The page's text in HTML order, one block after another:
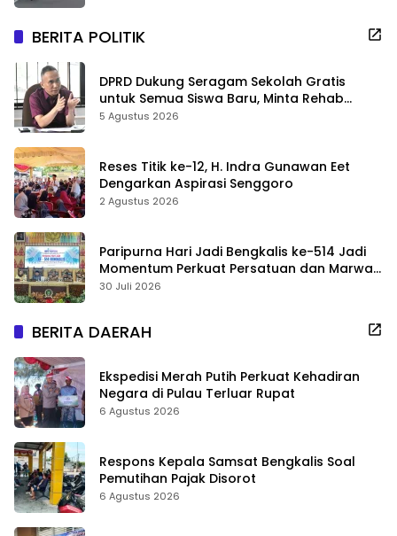
BERITA POLITIK
DPRD Dukung Seragam Sekolah Gratis
untuk Semua Siswa Baru, Minta Rehab
Sekolah Jangan Dikurangi
5 Agustus 2026
Reses Titik ke-12, H. Indra Gunawan Eet
Dengarkan Aspirasi Senggoro
2 Agustus 2026
Paripurna Hari Jadi Bengkalis ke-514 Jadi
Momentum Perkuat Persatuan dan Marwah
Negeri
30 Juli 2026
BERITA DAERAH
Ekspedisi Merah Putih Perkuat Kehadiran
Negara di Pulau Terluar Rupat
6 Agustus 2026
Respons Kepala Samsat Bengkalis Soal
Pemutihan Pajak Disorot
6 Agustus 2026